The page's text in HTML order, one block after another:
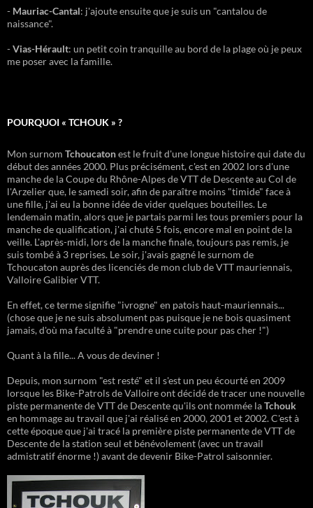
- Mauriac-Cantal: j'ajoute ensuite que je suis un "cantalou de
naissance".
-Vias-Hérault: un petit coin tranquille au bord de la plage où je peux
me poser avec la famille.
POURQUOI « TCHOUK » ?
Mon surnom Tchoucatonest le fruit d'une longue histoire qui date du
début des années 2000. Plus précisément, c'est en 2002 lors d'une
manche de la Coupe du Rhône-Alpes de VTT de Descente au Col de
l'Arzelier que, le samedi soir, afin de paraître moins "timide" face à
une fille, j'ai eu la bonne idée de vider quelques bouteilles. Le
lendemain matin, alors que je partais parmi les tous premiers pour la
manche de qualification, j'ai chuté 5 fois, encore mal en point de la
veille. L'après-midi, lors de la manche finale, toujours pas remis, je
suis tombé à 3 reprises. Le soir, j'avais gagné le surnom de
Tchoucaton auprès des licenciés de mon club de VTT mauriennais,
Valloire Galibier VTT.
En effet, ce terme signifie "ivrogne" en patois haut-mauriennais...
(chose que je ne suis absolument pas puisque je ne bois quasiment
jamais, d'où ma faculté à "prendre une cuite pour pas cher !")
Quant à la fille... A vous de deviner !
Depuis, mon surnom "est resté" et il s'est un peu écourté en 2009
lorsque les Bike-Patrols de Valloire ont décidé de tracer une nouvelle
piste permanente de VTT de Descente qu'ils ont nommée laTchouk
en hommage au travail que j'ai réalisé en 2000, 2001 et 2002. C'est à
cette époque que j'ai tracé la première piste permanente de VTT de
Descente de la station seul et bénévolement (avec un travail
admistratif énorme !) avant de devenir Bike-Patrol saisonnier.